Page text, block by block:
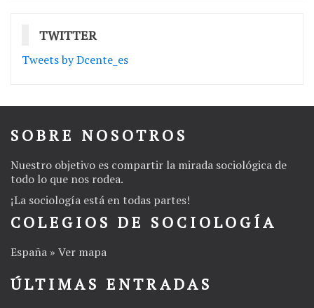
TWITTER
Tweets by Dcente_es
SOBRE NOSOTROS
Nuestro objetivo es compartir la mirada sociológica de
todo lo que nos rodea.
¡La sociología está en todas partes!
COLEGIOS DE SOCIOLOGÍA
España » Ver mapa
ÚLTIMAS ENTRADAS